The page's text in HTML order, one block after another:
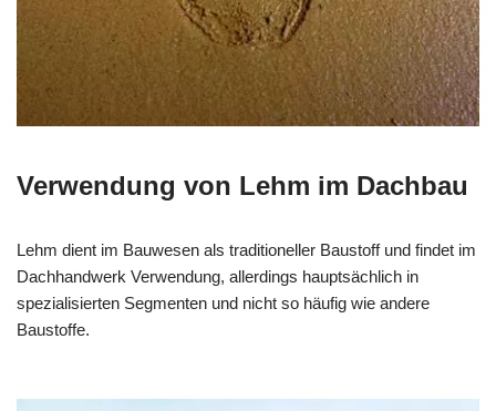
Verwendung von Lehm im Dachbau
Lehm dient im Bauwesen als traditioneller Baustoff und findet im
Dachhandwerk Verwendung, allerdings hauptsächlich in
spezialisierten Segmenten und nicht so häufig wie andere
Baustoffe.